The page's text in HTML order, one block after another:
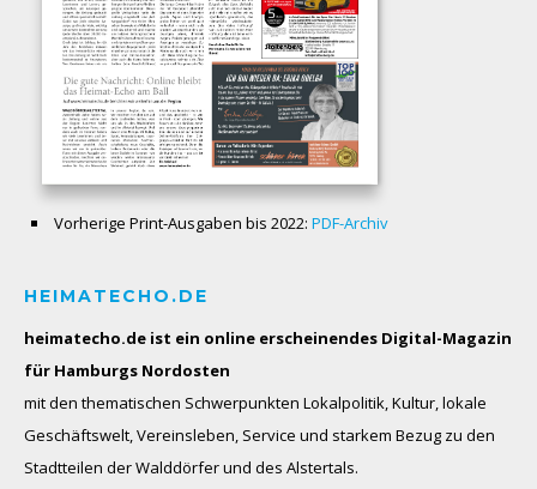
Vorherige Print-Ausgaben bis 2022: PDF-Archiv
HEIMATECHO.DE
heimatecho.de ist ein online erscheinendes Digital-Magazin
für Hamburgs Nordosten
mit den thematischen Schwerpunkten Lokalpolitik, Kultur, lokale
Geschäftswelt, Vereinsleben, Service und starkem Bezug zu den
Stadtteilen der Walddörfer und des Alstertals.